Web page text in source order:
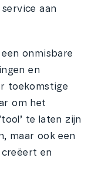
aan
onmisbare
en
toekomstige
om het
te laten zijn
maar ook een
en